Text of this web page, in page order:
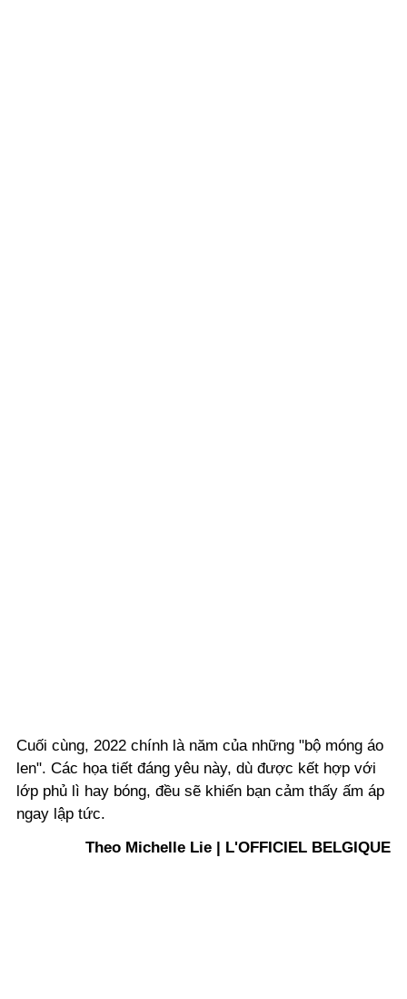
Cuối cùng, 2022 chính là năm của những "bộ móng áo
len". Các họa tiết đáng yêu này, dù được kết hợp với
lớp phủ lì hay bóng, đều sẽ khiến bạn cảm thấy ấm áp
ngay lập tức.
Theo Michelle Lie | L'OFFICIEL BELGIQUE